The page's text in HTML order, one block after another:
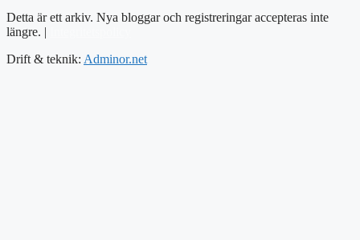
Detta är ett arkiv. Nya bloggar och registreringar accepteras inte
längre. |
Drift & teknik: Adminor.net